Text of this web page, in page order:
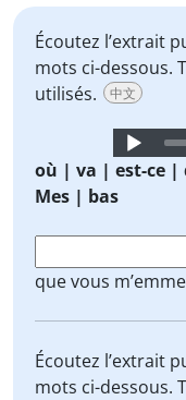
Écoutez l’extrait
mots ci-dessous.
utilisés.
中文
Audio
Player
où | va | est-ce |
Mes | bas
que vous
Écoutez l’extrait
mots ci-dessous.